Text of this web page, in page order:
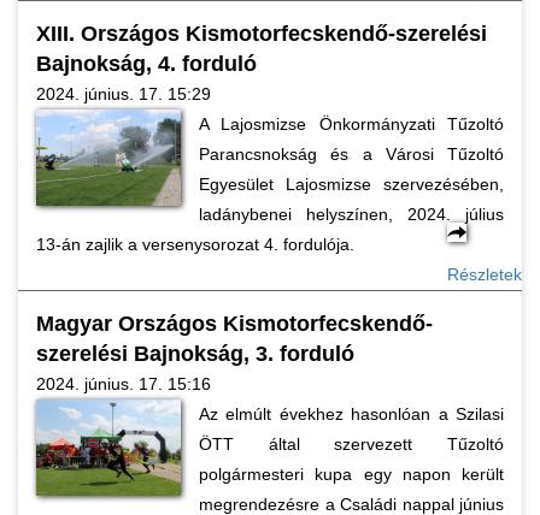
XIII. Országos Kismotorfecskendő-szerelési
Bajnokság, 4. forduló
2024. június. 17. 15:29
A Lajosmizse Önkormányzati Tűzoltó
Parancsnokság és a Városi Tűzoltó
Egyesület Lajosmizse szervezésében,
ladánybenei helyszínen, 2024. július
13-án zajlik a versenysorozat 4. fordulója.
Részletek
Magyar Országos Kismotorfecskendő-
szerelési Bajnokság, 3. forduló
2024. június. 17. 15:16
Az elmúlt évekhez hasonlóan a Szilasi
ÖTT által szervezett Tűzoltó
polgármesteri kupa egy napon került
megrendezésre a Családi nappal június